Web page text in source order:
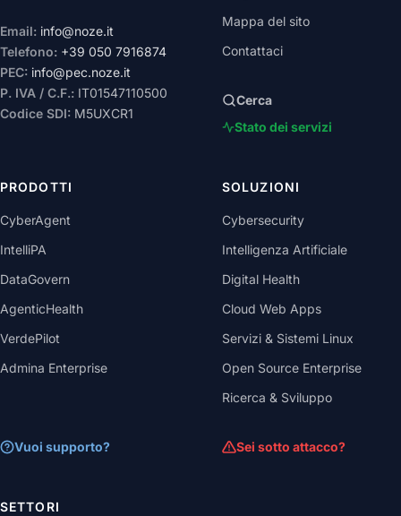
Email: info@noze.it
Telefono: +39 050 7916874
PEC: info@pec.noze.it
P. IVA / C.F.: IT01547110500
Codice SDI: M5UXCR1
Mappa del sito
Contattaci
Cerca
Stato dei servizi
PRODOTTI
CyberAgent
IntelliPA
DataGovern
AgenticHealth
VerdePilot
Admina Enterprise
Vuoi supporto?
SOLUZIONI
Cybersecurity
Intelligenza Artificiale
Digital Health
Cloud Web Apps
Servizi & Sistemi Linux
Open Source Enterprise
Ricerca & Sviluppo
Sei sotto attacco?
SETTORI